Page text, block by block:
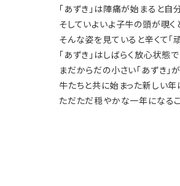
「あずき」は陣痛が始まると
そしていよいよ子牛の頭が覗く
そんな姿を見ていると辛くて「
「あずき」はしばらく放心状態
まだからだの小さい「あずき」
牛たちと共に始まった新しい年
ただただ穏やかな一年になる